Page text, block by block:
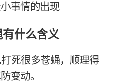
事情的出现
什么含义
死很多苍蝇，顺理得
变动。